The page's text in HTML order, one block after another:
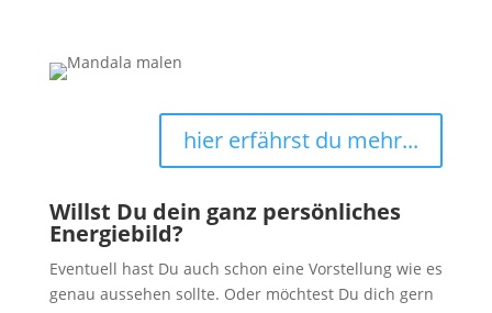
hier erfährst du mehr...
Willst Du dein ganz persönliches
Energiebild?
Eventuell hast Du auch schon eine Vorstellung wie es
genau aussehen sollte. Oder möchtest Du dich gern